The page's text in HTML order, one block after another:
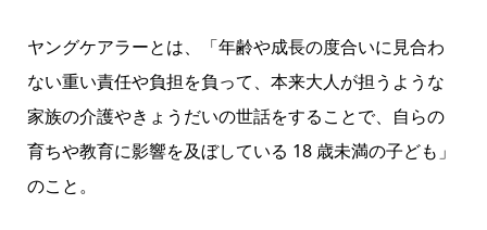
ヤングケアラーとは、「年齢や成長の度合いに見合わ
ない重い責任や負担を負って、本来大人が担うような
家族の介護やきょうだいの世話をすることで、自らの
育ちや教育に影響を及ぼしている 18 歳未満の子ども」
のこと。